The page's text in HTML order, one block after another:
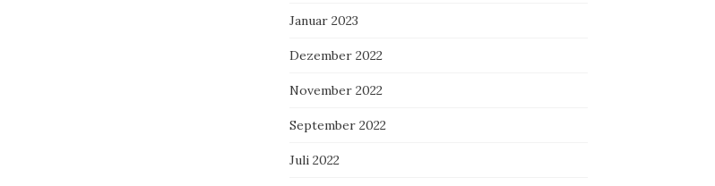
Januar 2023
Dezember 2022
November 2022
September 2022
Juli 2022